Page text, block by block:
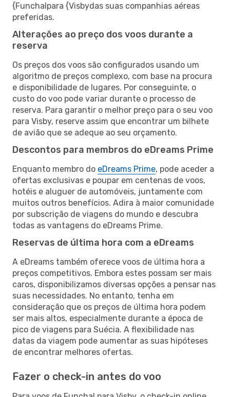
{Funchalpara {Visbydas suas companhias aéreas
preferidas.
Alterações ao preço dos voos durante a
reserva
Os preços dos voos são configurados usando um
algoritmo de preços complexo, com base na procura
e disponibilidade de lugares. Por conseguinte, o
custo do voo pode variar durante o processo de
reserva. Para garantir o melhor preço para o seu voo
para Visby, reserve assim que encontrar um bilhete
de avião que se adeque ao seu orçamento.
Descontos para membros do eDreams Prime
Enquanto membro do eDreams Prime, pode aceder a
ofertas exclusivas e poupar em centenas de voos,
hotéis e aluguer de automóveis, juntamente com
muitos outros benefícios. Adira à maior comunidade
por subscrição de viagens do mundo e descubra
todas as vantagens do eDreams Prime.
Reservas de última hora com a eDreams
A eDreams também oferece voos de última hora a
preços competitivos. Embora estes possam ser mais
caros, disponibilizamos diversas opções a pensar nas
suas necessidades. No entanto, tenha em
consideração que os preços de última hora podem
ser mais altos, especialmente durante a época de
pico de viagens para Suécia. A flexibilidade nas
datas da viagem pode aumentar as suas hipóteses
de encontrar melhores ofertas.
Fazer o check-in antes do voo